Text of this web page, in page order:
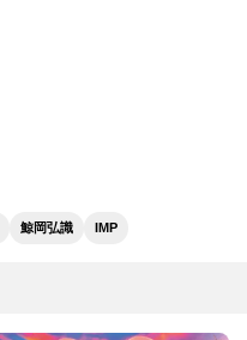
鯨岡弘識 IMP